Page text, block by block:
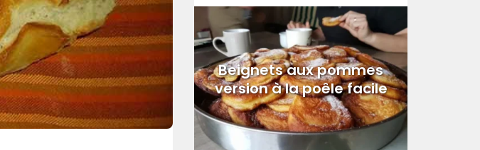
Beignets aux pommes
version à la poêle facile